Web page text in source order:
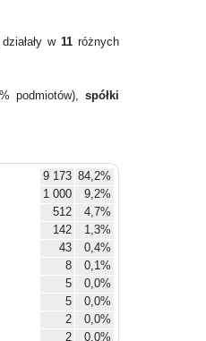
działały w 11różnych
podmiotów),spółki
9 173 84,2%
1 000
9,2%
512
4,7%
142
1,3%
43
0,4%
8
0,1%
5
0,0%
5
0,0%
2
0,0%
2
0,0%